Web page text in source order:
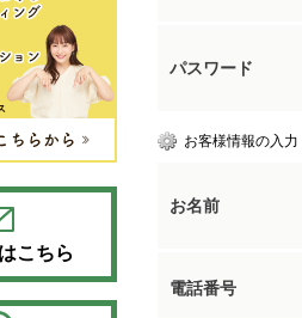
パスワード
お客様情報の入力
お名前
電話番号
こちら